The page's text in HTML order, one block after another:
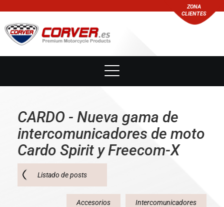
ZONA
CLIENTES
CARDO - Nueva gama de
intercomunicadores de moto
Cardo Spirit y Freecom-X
Listado de posts
Accesorios Intercomunicadores